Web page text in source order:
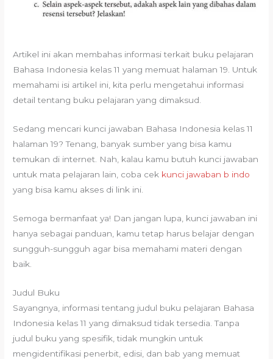
Artikel ini akan membahas informasi terkait buku pelajaran
Bahasa Indonesia kelas 11 yang memuat halaman 19. Untuk
memahami isi artikel ini, kita perlu mengetahui informasi
detail tentang buku pelajaran yang dimaksud.
Sedang mencari kunci jawaban Bahasa Indonesia kelas 11
halaman 19? Tenang, banyak sumber yang bisa kamu
temukan di internet. Nah, kalau kamu butuh kunci jawaban
untuk mata pelajaran lain, coba cek kunci jawaban b indo
yang bisa kamu akses di link ini.
Semoga bermanfaat ya! Dan jangan lupa, kunci jawaban ini
hanya sebagai panduan, kamu tetap harus belajar dengan
sungguh-sungguh agar bisa memahami materi dengan
baik.
Judul Buku
Sayangnya, informasi tentang judul buku pelajaran Bahasa
Indonesia kelas 11 yang dimaksud tidak tersedia. Tanpa
judul buku yang spesifik, tidak mungkin untuk
mengidentifikasi penerbit, edisi, dan bab yang memuat